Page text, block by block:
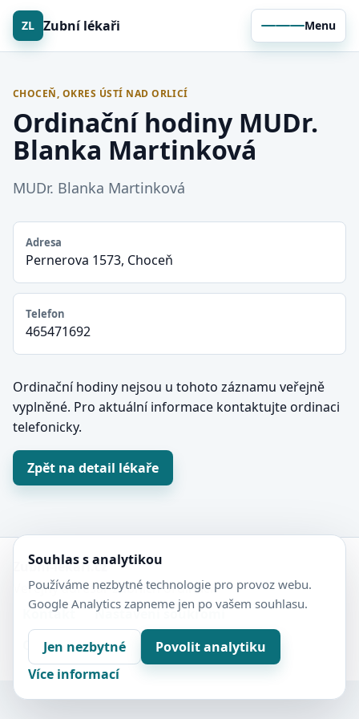
ZL Zubní lékaři Menu
CHOCEŇ, OKRES ÚSTÍ NAD ORLICÍ
Ordinační hodiny MUDr.
Blanka Martinková
MUDr. Blanka Martinková
Adresa
Pernerova 1573, Choceň
Telefon
465471692
Ordinační hodiny nejsou u tohoto záznamu veřejně
vyplněné. Pro aktuální informace kontaktujte ordinaci
telefonicky.
Zpět na detail lékaře
Zubní-lékaři.cz
Veřejný adresář zubních ordinací.
Kontakt
Nastavení soukromí
Ochrana soukromí
Sitemap
Souhlas s analytikou
Používáme nezbytné technologie pro provoz webu.
Google Analytics zapneme jen po vašem souhlasu.
Jen nezbytné
Povolit analytiku
Více informací